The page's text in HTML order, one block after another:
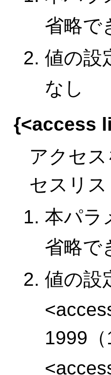
省略で
値の設
なし
{<access
アクセ
セスリ
本パラ
省略で
値の設
1999